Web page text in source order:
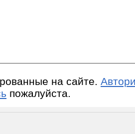
на сайте.
пожалуйста.